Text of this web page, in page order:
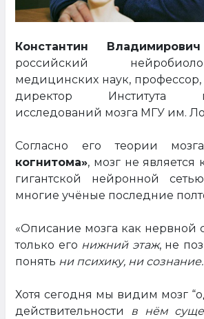
Константин
российский
медицинских наук,
директор Института
исследований мозга МГУ им.
Согласно его теории
когнитома», мозг не
гигантской нейронной
многие учёные последние
«Описание мозга как нервной
только его нижний этаж, не
понять ни психику, ни сознание.
Хотя сегодня мы видим мозг
действительности в нём